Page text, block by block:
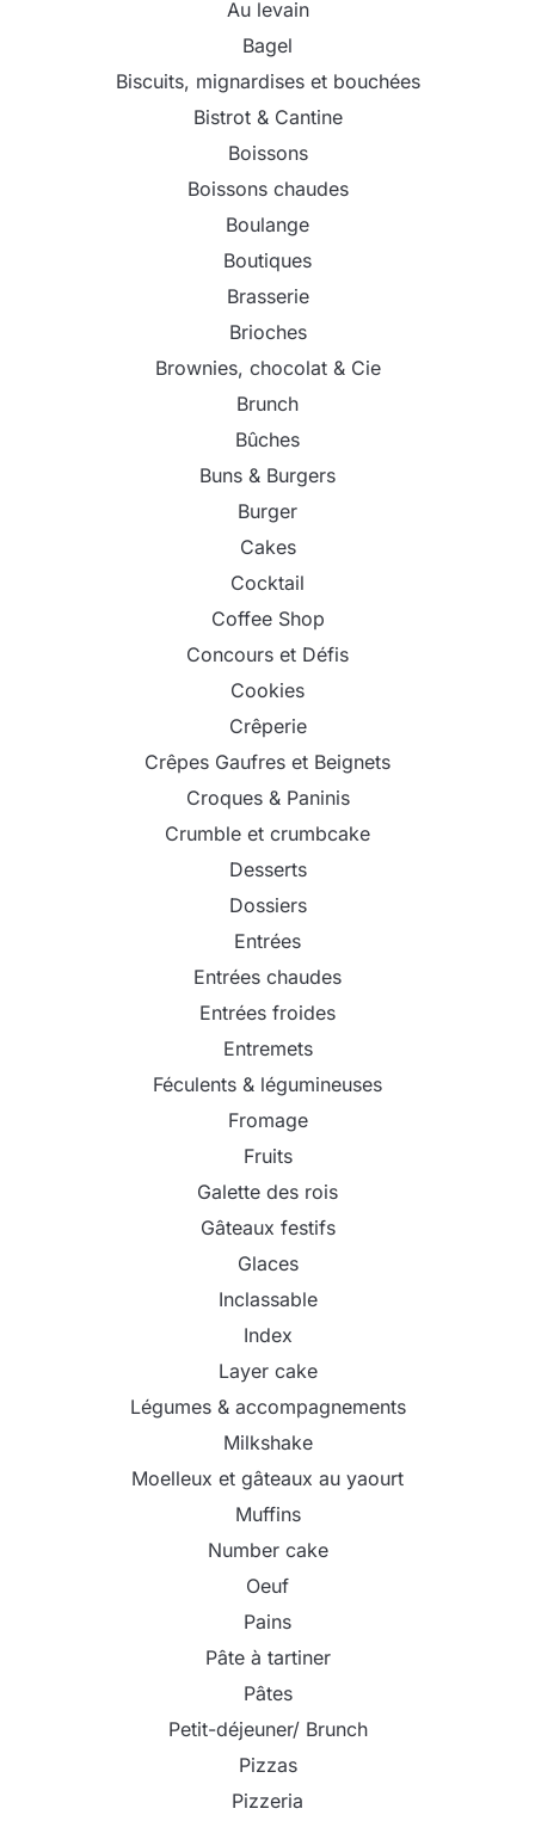
Au levain
Bagel
Biscuits, mignardises et bouchées
Bistrot & Cantine
Boissons
Boissons chaudes
Boulange
Boutiques
Brasserie
Brioches
Brownies, chocolat & Cie
Brunch
Bûches
Buns & Burgers
Burger
Cakes
Cocktail
Coffee Shop
Concours et Défis
Cookies
Crêperie
Crêpes Gaufres et Beignets
Croques & Paninis
Crumble et crumbcake
Desserts
Dossiers
Entrées
Entrées chaudes
Entrées froides
Entremets
Féculents & légumineuses
Fromage
Fruits
Galette des rois
Gâteaux festifs
Glaces
Inclassable
Index
Layer cake
Légumes & accompagnements
Milkshake
Moelleux et gâteaux au yaourt
Muffins
Number cake
Oeuf
Pains
Pâte à tartiner
Pâtes
Petit-déjeuner/ Brunch
Pizzas
Pizzeria